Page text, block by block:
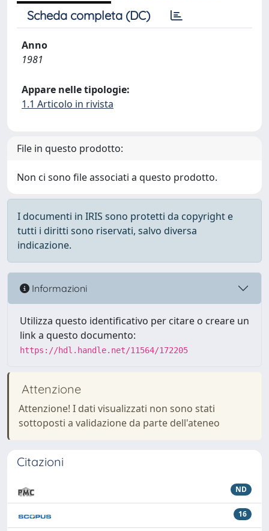
Scheda completa (DC)
Anno
1981
Appare nelle tipologie:
1.1 Articolo in rivista
File in questo prodotto:
Non ci sono file associati a questo prodotto.
I documenti in IRIS sono protetti da copyright e
tutti i diritti sono riservati, salvo diversa
indicazione.
Informazioni
Utilizza questo identificativo per citare o creare un
link a questo documento:
https://hdl.handle.net/11564/172205
Attenzione
Attenzione! I dati visualizzati non sono stati
sottoposti a validazione da parte dell'ateneo
Citazioni
ND
16